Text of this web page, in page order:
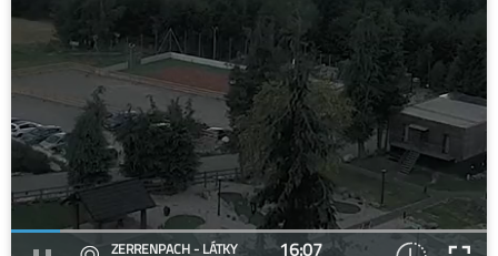
ZERRENPACH - LÁTKY
16:07